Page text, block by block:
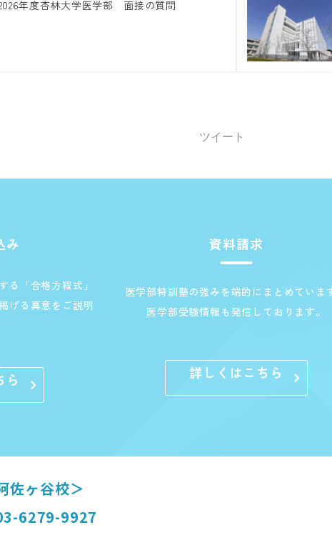
年度杏林大学医学部 面接の質問
ツイート
み
る「合格方程式」
げる真意をご説明
ら
資料請求
医学部特訓塾の強みを端的にまとめていま
医学部受験情報も発信しております。
詳しくはこちら
佐ヶ谷校＞
6279-9927